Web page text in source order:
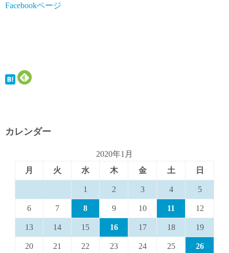
Facebookページ
カレンダー
2020年1月
月
火 水 木 金 土 日
1 2 3 4 5
6 7 8 9 10 11 12
13 14 15 16 17 18 19
20 21 22 23 24 25 26